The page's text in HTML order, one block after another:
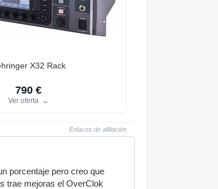
X32 Rack
790 €
Ver oferta →
Enlaces de afiliación
porcentaje pero creo que
trae mejoras el OverClok